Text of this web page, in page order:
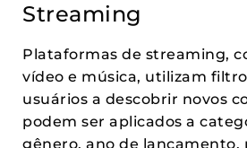
Streaming
Plataformas de streaming,
vídeo e música, utilizam
usuários a descobrir novos
podem ser aplicados a
gênero, ano de lançamento,